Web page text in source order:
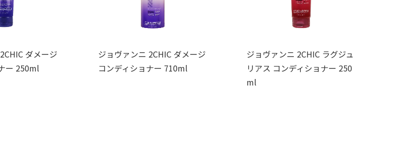
ダメージ
ー 250ml
ジョヴァンニ 2CHIC ダメージ
コンディショナー 710ml
ジョヴァンニ 2CHIC ラグジュ
リアス コンディショナー 250
ml